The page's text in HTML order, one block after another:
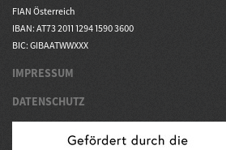
FIAN Österreich
IBAN: AT73 2011 1294 1590 3600
BIC: GIBAATWWXXX
IMPRESSUM
DATENSCHUTZ